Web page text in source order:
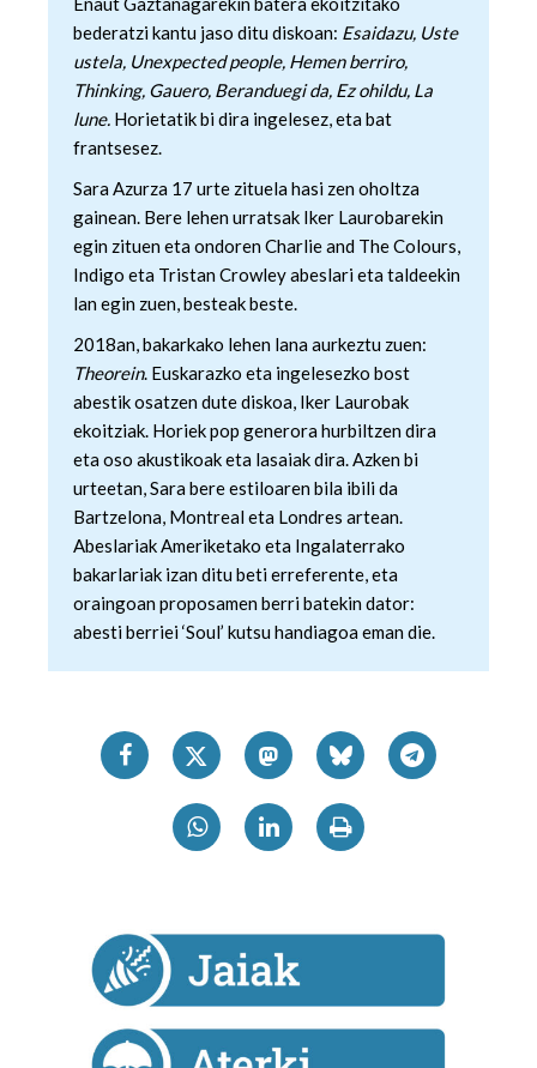
bederatzi kantu jaso ditu diskoan: Esaidazu, Uste
ustela, Unexpected people, Hemen berriro,
Thinking, Gauero, Beranduegi da, Ez ohildu, La
lune.Horietatik bi dira ingelesez, eta bat
frantsesez.
Sara Azurza 17 urte zituela hasi zen oholtza
gainean. Bere lehen urratsak Iker Laurobarekin
egin zituen eta ondoren Charlie and The Colours,
Indigo eta Tristan Crowley abeslari eta taldeekin
lan egin zuen, besteak beste.
2018an, bakarkako lehen lana aurkeztu zuen:
Theorein. Euskarazko eta ingelesezko bost
abestik osatzen dute diskoa, Iker Laurobak
ekoitziak. Horiek pop generora hurbiltzen dira
eta oso akustikoak eta lasaiak dira. Azken bi
urteetan, Sara bere estiloaren bila ibili da
Bartzelona, Montreal eta Londres artean.
Abeslariak Ameriketako eta Ingalaterrako
bakarlariak izan ditu beti erreferente, eta
oraingoan proposamen berri batekin dator:
abesti berriei ‘Soul’ kutsu handiagoa eman die.